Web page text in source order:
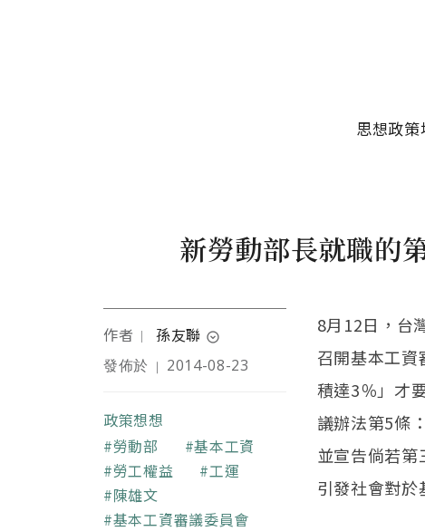
思想政策
新勞動部長就職的
作者 ｜ 孫友聯 expand_circle_down
孫友聯，臺大社會系社工
究所碩士。1995年到目前
工作的單位「台灣勞工陣
線」實習，開啟了反抗人
生，目前擔任勞陣秘書長
一職。嗜好就是反抗、持
續反抗。
發佈於 ｜ 2014-08-23
政策想想
關鍵字
勞動部
基本工資
勞工權益
工運
陳雄文
基本工資審議委員會
8月12日，台
召開基本工
積達3％」才
議辦法第5條
並宣告倘若
引發社會對於